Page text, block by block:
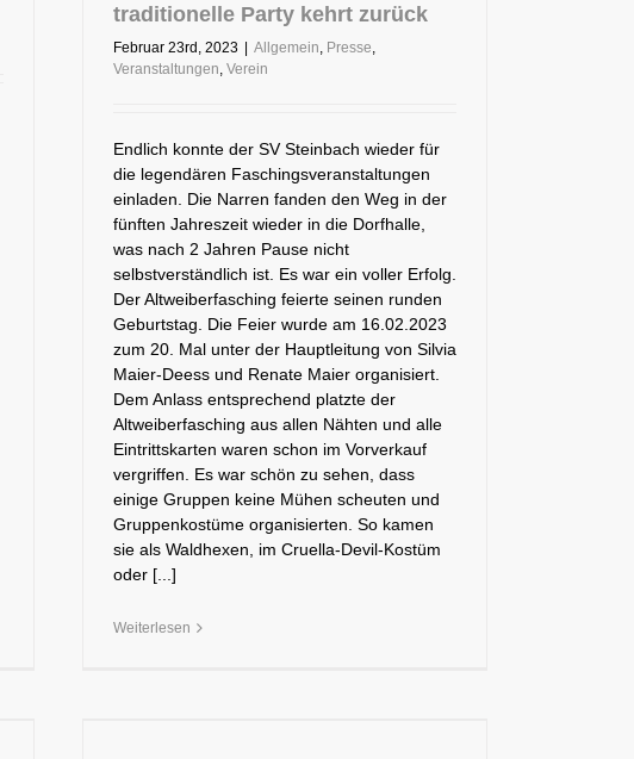
traditionelle Party kehrt zurück
Februar 23rd, 2023 | Allgemein Presse
Veranstaltungen Verein
Endlich konnte der SV Steinbach wieder für
die legendären Faschingsveranstaltungen
einladen. Die Narren fanden den Weg in der
fünften Jahreszeit wieder in die Dorfhalle,
was nach 2 Jahren Pause nicht
selbstverständlich ist. Es war ein voller Erfolg.
Der Altweiberfasching feierte seinen runden
Geburtstag. Die Feier wurde am 16.02.2023
zum 20. Mal unter der Hauptleitung von Silvia
Maier-Deess und Renate Maier organisiert.
Dem Anlass entsprechend platzte der
Altweiberfasching aus allen Nähten und alle
Eintrittskarten waren schon im Vorverkauf
vergriffen. Es war schön zu sehen, dass
einige Gruppen keine Mühen scheuten und
Gruppenkostüme organisierten. So kamen
sie als Waldhexen, im Cruella-Devil-Kostüm
oder [...]
Weiterlesen